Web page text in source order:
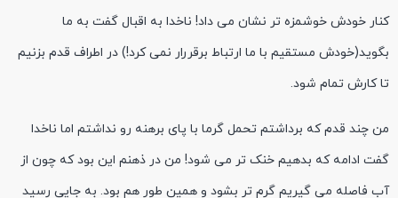
کنار خودش خوشمزه تر نشان می داد! ناخدا به اقبال گفت به ما
بگوید(خودش مستقیم با ما ارتباط برقررار نمی کرد!) در اطراف قدم بزنیم
تا کارش تمام شود.
من چند قدم که برداشتم تحمل گرما با پای برهنه رو نداشتم اما ناخدا
گفت ادامه که بدهیم خنک تر می شود! من در ذهنم این بود که چون از
آب فاصله می گیریم گرم تر بشود و همین طور هم بود. به جایی رسید